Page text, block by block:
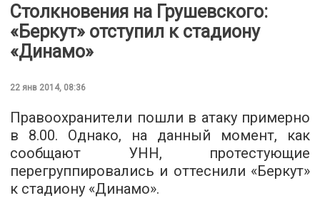
Cтолкновения на Грушевского:
«Беркут» отступил к стадиону
«Динамо»
22 янв 2014, 08:36
Правоохранители пошли в атаку примерно
в 8.00. Однако, на данный момент, как
сообщают УНН, протестующие
перегруппировались и оттеснили «Беркут»
к стадиону «Динамо».